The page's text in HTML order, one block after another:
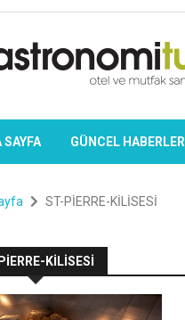
SAYFA GÜNCEL HABERLER
ST-PİERRE-KİLİSESİ
KİLİSESİ